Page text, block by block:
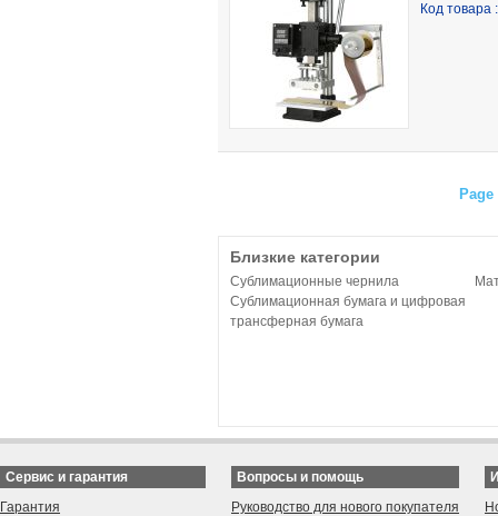
Код товара
Близкие категории
Сублимационные чернила
Сублимационная бумага и цифровая
трансферная бумага
Сервис и гарантия
Гарантия
Вопросы и помощь
Руководство для нового покупателя